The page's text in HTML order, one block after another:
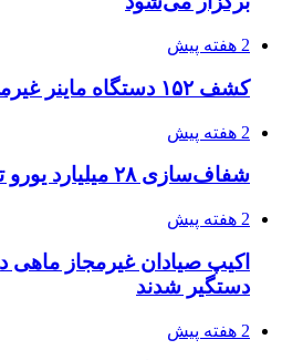
2 هفته پیش
کشف ۱۵۲ دستگاه ماینر غیرمجاز در لرستان
2 هفته پیش
شفاف‌سازی ۲۸ میلیارد یورو تعهدات ارزی
2 هفته پیش
اکیپ صیادان غیرمجاز ماهی
دستگیر شدند
2 هفته پیش